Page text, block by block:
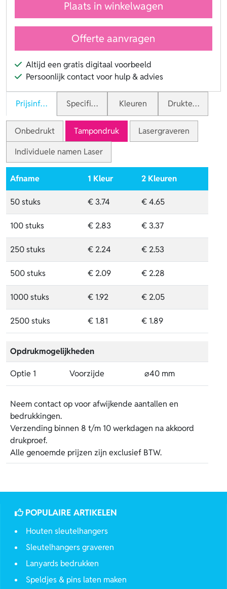
Plaats in winkelwagen
Offerte aanvragen
Altijd een gratis digitaal voorbeeld
Persoonlijk contact voor hulp & advies
PrijsinformatieSpecificaties Kleuren Druktechnieken
Onbedrukt Tampondruk
Lasergraveren
Individuele namen Laser
Afname 1 Kleur 2 Kleuren
50 stuks € 3.74 € 4.65
100 stuks € 2.83 € 3.37
250 stuks € 2.24 € 2.53
500 stuks € 2.09 € 2.28
1000 stuks € 1.92 € 2.05
2500 stuks € 1.81 € 1.89
Opdrukmogelijkheden
Optie 1 Voorzijde ⌀40 mm
Neem contact op voor afwijkende aantallen en
bedrukkingen.
Verzending binnen 8 t/m 10 werkdagen na akkoord
drukproef.
Alle genoemde prijzen zijn exclusief BTW.
POPULAIRE ARTIKELEN
Houten sleutelhangers
Sleutelhangers graveren
Lanyards bedrukken
Speldjes & pins laten maken